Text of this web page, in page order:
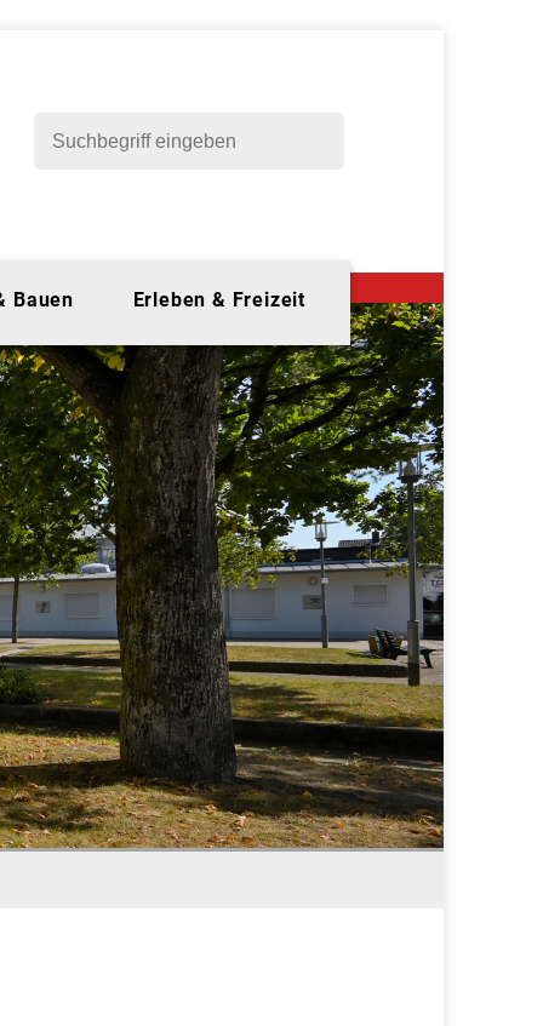
Bauen Erleben & Freizeit